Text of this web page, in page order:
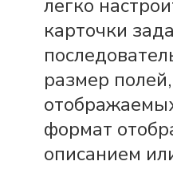
легко
карточки
размер
формат
описанием